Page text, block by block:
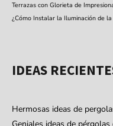
Terrazas con Glorieta de
¿Cómo Instalar la Iluminación de
IDEAS
Hermosas ideas de